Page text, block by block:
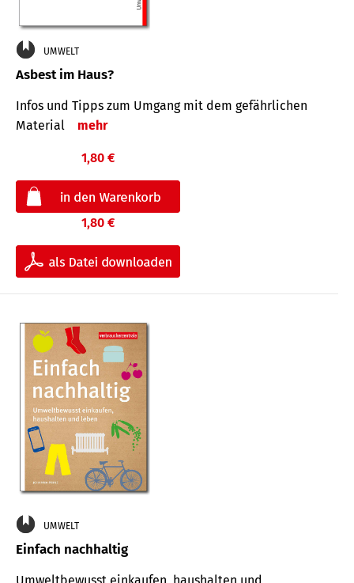
UMWELT
Asbest im Haus?
Infos und Tipps zum Um­gang mit dem ge­fähr­lichen
Mate­rial
mehr
1,80 €
1,80 €
UMWELT
Einfach nachhaltig
Umweltbewusst einkaufen, haushalten und